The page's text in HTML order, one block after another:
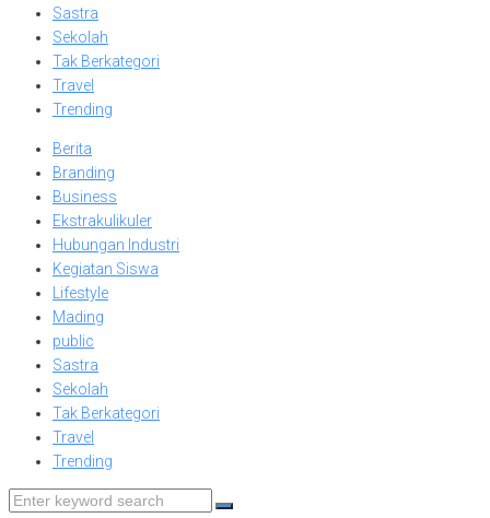
Sastra
Sekolah
Tak Berkategori
Travel
Trending
Berita
Branding
Business
Ekstrakulikuler
Hubungan Industri
Kegiatan Siswa
Lifestyle
Mading
public
Sastra
Sekolah
Tak Berkategori
Travel
Trending
Search